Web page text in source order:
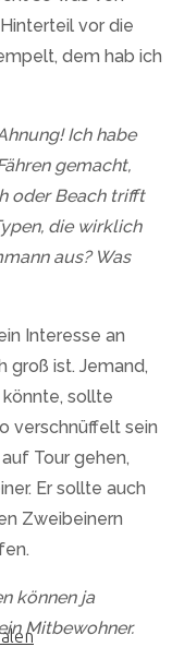
vor die
dem hab ich
Ich habe
gemacht,
oder Beach trifft
die wirklich
aus? Was
Interesse an
groß ist. Jemand,
sollte
verschnüffelt sein
Tour gehen,
Er sollte auch
Zweibeinern
können ja
Mitbewohner.